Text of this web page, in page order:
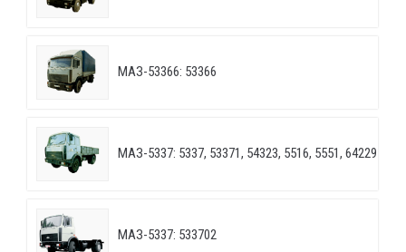
МАЗ-53366: 53366
МАЗ-5337: 5337, 53371, 54323, 5516, 5551, 64229
МАЗ-5337: 533702